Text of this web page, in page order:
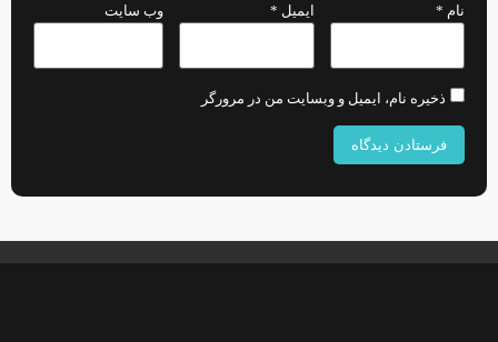
نام * ایمیل * وب‌ سایت
ذخیره نام، ایمیل و وبسایت من در مرورگر